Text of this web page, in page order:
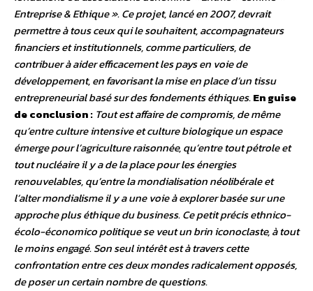
Entreprise & Ethique ». Ce projet, lancé en 2007, devrait
permettre à tous ceux qui le souhaitent, accompagnateurs
financiers et institutionnels, comme particuliers, de
contribuer à aider efficacement les pays en voie de
développement, en favorisant la mise en place d’un tissu
entrepreneurial basé sur des fondements éthiques.En guise
de conclusion : Tout est affaire de compromis, de même
qu’entre culture intensive et culture biologique un espace
émerge pour l’agriculture raisonnée, qu’entre tout pétrole et
tout nucléaire il y a de la place pour les énergies
renouvelables, qu’entre la mondialisation néolibérale et
l’alter mondialisme il y a une voie à explorer basée sur une
approche plus éthique du business. Ce petit précis ethnico-
écolo-économico politique se veut un brin iconoclaste, à tout
le moins engagé. Son seul intérêt est à travers cette
confrontation entre ces deux mondes radicalement opposés,
de poser un certain nombre de questions.